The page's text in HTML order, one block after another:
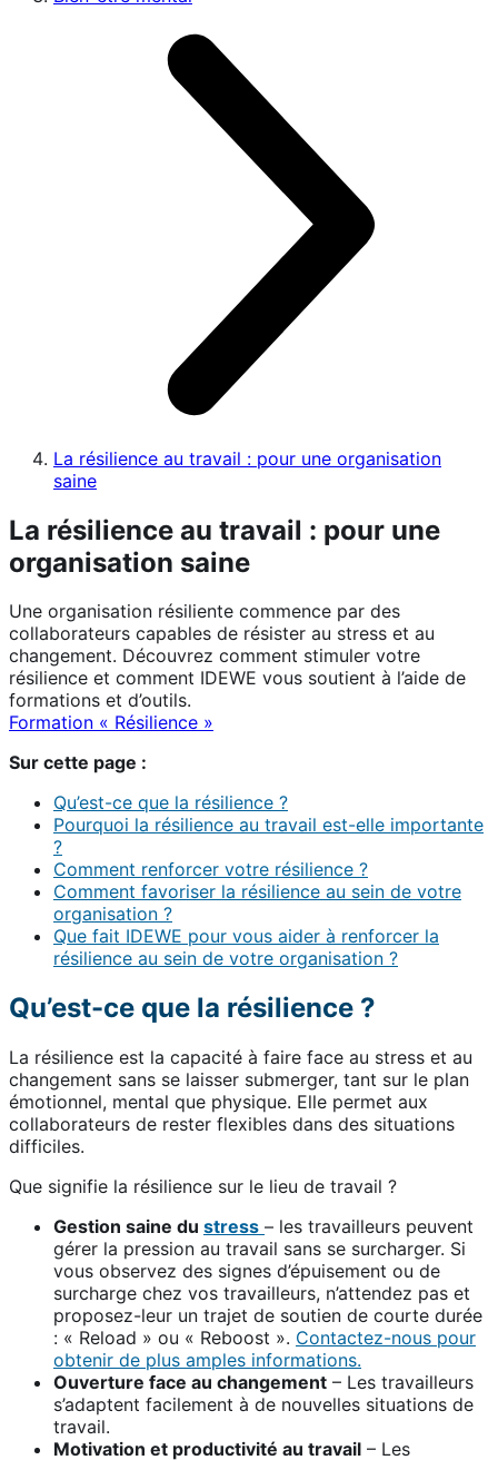
La résilience au travail : pour une organisation
saine
La résilience au travail : pour une
organisation saine
Une organisation résiliente commence par des
collaborateurs capables de résister au stress et au
changement. Découvrez comment stimuler votre
résilience et comment IDEWE vous soutient à l’aide de
formations et d’outils.
Formation « Résilience »
Sur cette page :
Qu’est-ce que la résilience ?
Pourquoi la résilience au travail est-elle importante
?
Comment renforcer votre résilience ?
Comment favoriser la résilience au sein de votre
organisation ?
Que fait IDEWE pour vous aider à renforcer la
résilience au sein de votre organisation ?
Qu’est-ce que la résilience ?
La résilience est la capacité à faire face au stress et au
changement sans se laisser submerger, tant sur le plan
émotionnel, mental que physique. Elle permet aux
collaborateurs de rester flexibles dans des situations
difficiles.
Que signifie la résilience sur le lieu de travail ?
Gestion saine du stress – les travailleurs peuvent
gérer la pression au travail sans se surcharger. Si
vous observez des signes d’épuisement ou de
surcharge chez vos travailleurs, n’attendez pas et
proposez-leur un trajet de soutien de courte durée
: « Reload » ou « Reboost ». Contactez-nous pour
obtenir de plus amples informations.
Ouverture face au changement – Les travailleurs
s’adaptent facilement à de nouvelles situations de
travail.
Motivation et productivité au travail – Les